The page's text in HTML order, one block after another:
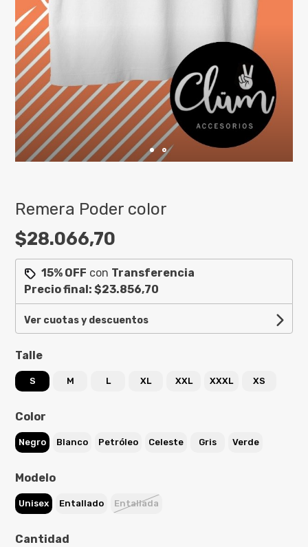
Remera Poder color
$28.066,70
15% OFF con Transferencia
Precio final:$23.856,70
Ver cuotas y descuentos
Talle
S M L XL XXL XXXL XS
Color
Negro Blanco Petróleo Celeste Gris Verde
Modelo
Unisex Entallado Entallada
Cantidad